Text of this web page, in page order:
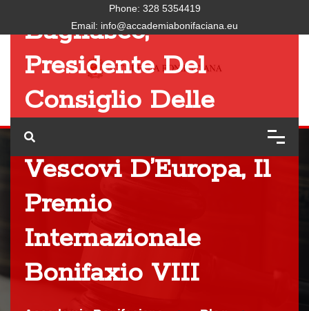
Phone: 328 5354419
Email: info@accademiabonifaciana.eu
Bagnasco,
Presidente Del
Consiglio Delle
Conferenze Dei
Vescovi D’Europa, Il
Premio
Internazionale
Bonifaxio VIII